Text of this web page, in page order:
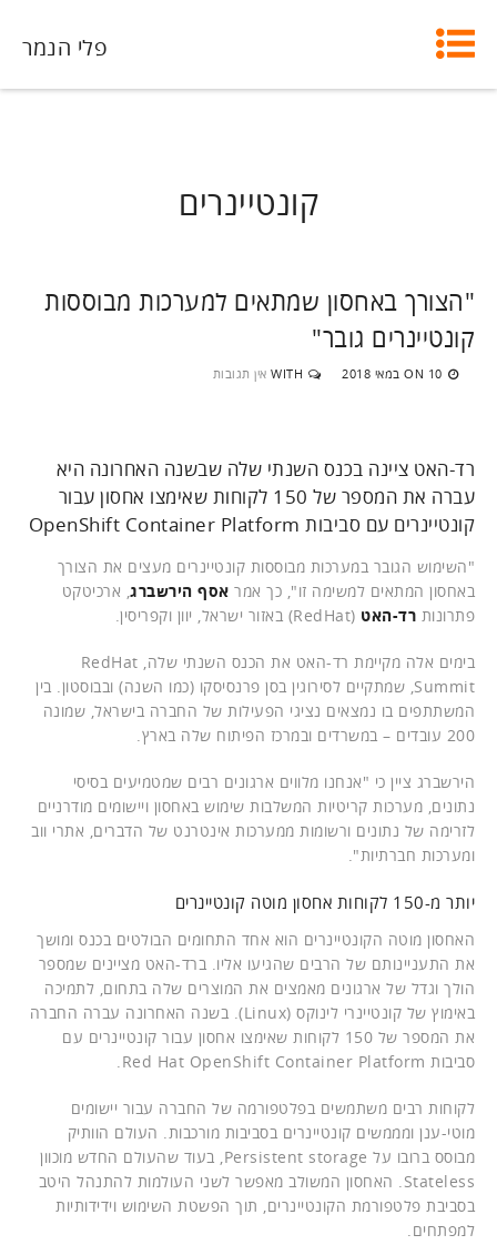
פלי הנמר
קונטיינרים
"הצורך באחסון שמתאים למערכות מבוססות
קונטיינרים גובר"
ON 10 במאי 2018 WITH אין תגובות
רד-האט ציינה בכנס השנתי שלה שבשנה האחרונה היא
עברה את המספר של 150 לקוחות שאימצו אחסון עבור
קונטיינרים עם סביבות OpenShift Container Platform
"השימוש הגובר במערכות מבוססות קונטיינרים מעצים את הצורך
באחסון המתאים למשימה זו", כך אמר אסף הירשברג, ארכיטקט
פתרונות רד-האט (RedHat) באזור ישראל, יוון וקפריסין.
בימים אלה מקיימת רד-האט את הכנס השנתי שלה, RedHat
Summit, שמתקיים לסירוגין בסן פרנסיסקו (כמו השנה) ובבוסטון. בין
המשתתפים בו נמצאים נציגי הפעילות של החברה בישראל, שמונה
200 עובדים – במשרדים ובמרכז הפיתוח שלה בארץ.
הירשברג ציין כי "אנחנו מלווים ארגונים רבים שמטמיעים בסיסי
נתונים, מערכות קריטיות המשלבות שימוש באחסון ויישומים מודרניים
לזרימה של נתונים ורשומות ממערכות אינטרנט של הדברים, אתרי ווב
ומערכות חברתיות".
יותר מ-150 לקוחות אחסון מוטה קונטיינרים
האחסון מוטה הקונטיינרים הוא אחד התחומים הבולטים בכנס ומושך
את התעניינותם של הרבים שהגיעו אליו. ברד-האט מציינים שמספר
הולך וגדל של ארגונים מאמצים את המוצרים שלה בתחום, לתמיכה
באימוץ של קונטיינרי לינוקס (Linux). בשנה האחרונה עברה החברה
את המספר של 150 לקוחות שאימצו אחסון עבור קונטיינרים עם
סביבות Red Hat OpenShift Container Platform.
לקוחות רבים משתמשים בפלטפורמה של החברה עבור יישומים
מוטי-ענן ומממשים קונטיינרים בסביבות מורכבות. העולם הוותיק
מבוסס ברובו על Persistent storage, בעוד שהעולם החדש מוכוון
Stateless. האחסון המשולב מאפשר לשני העולמות להתנהל היטב
בסביבת פלטפורמת הקונטיינרים, תוך הפשטת השימוש וידידותיות
למפתחים.